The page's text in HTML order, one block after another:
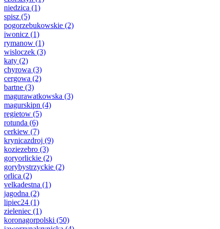
niedzica (1)
spisz (5)
pogorzebukowskie (2)
iwonicz (1)
rymanow (1)
wisloczek (3)
katy (2)
chyrowa (3)
cergowa (2)
bartne (3)
magurawatkowska (3)
magurskipn (4)
regietow (5)
rotunda (6)
cerkiew (7)
krynicazdroj (9)
koziezebro (3)
goryorlickie (2)
gorybystrzyckie (2)
orlica (2)
velkadestna (1)
jagodna (2)
lipiec24 (1)
zieleniec (1)
koronagorpolski (50)